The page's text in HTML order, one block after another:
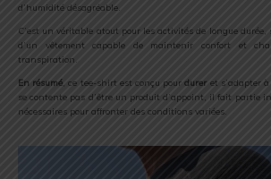
d’humidité désagréable.
C’est un véritable atout pour les activités de longue
d’un vêtement capable de maintenir confort et
transpiration.
En résumé, ce tee-shirt est conçu pourdurer et s’adapter
se contente pas d’être un produit d’appoint, il fait partie
nécessaires pour affronter des conditions variées.